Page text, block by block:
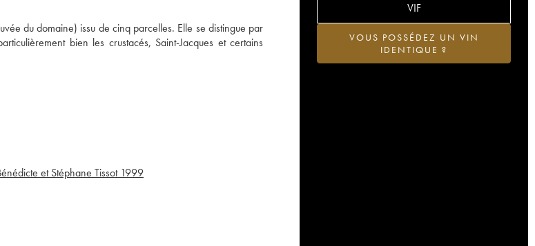
du domaine) issu de cinq parcelles. Elle se distingue par
bien les crustacés, Saint-Jacques et certains
VIF
VOUS POSSÉDEZ UN VIN
IDENTIQUE ?
et Stéphane Tissot 1999